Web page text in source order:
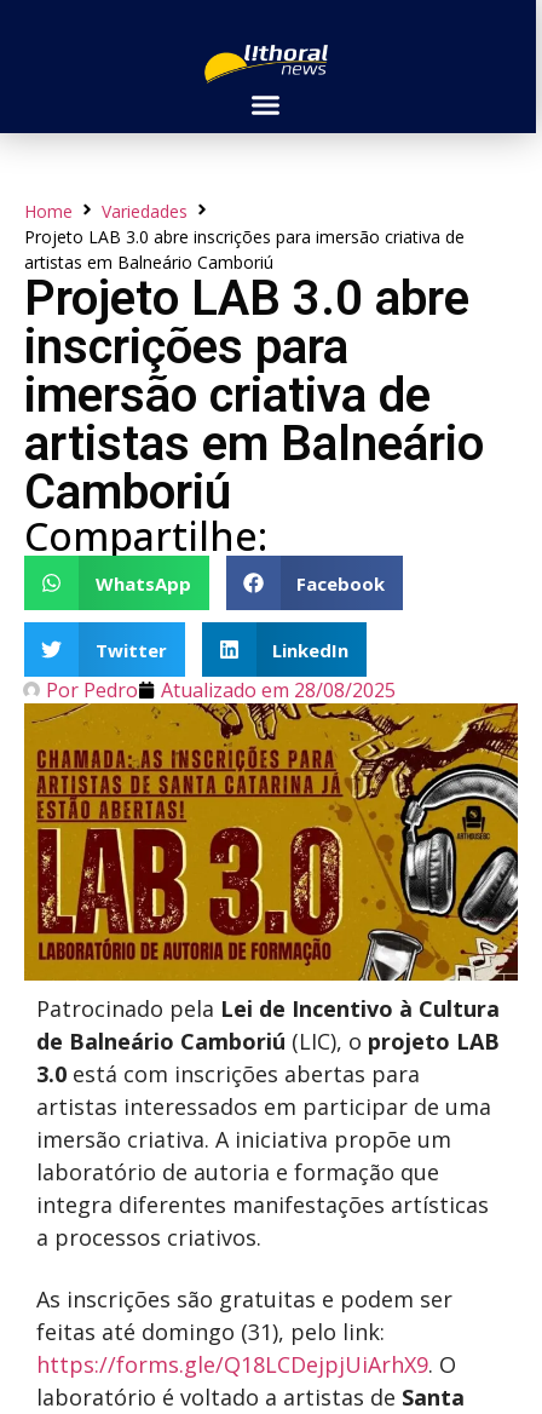
Home
Variedades
Projeto LAB 3.0 abre inscrições para imersão criativa de
artistas em Balneário Camboriú
Projeto LAB 3.0 abre
inscrições para
imersão criativa de
artistas em Balneário
Camboriú
Compartilhe:
WhatsApp Facebook
Twitter LinkedIn
Por Pedro Atualizado em 28/08/2025
Patrocinado pela Lei de Incentivo à Cultura
de Balneário Camboriú (LIC), o projeto LAB
3.0 está com inscrições abertas para
artistas interessados em participar de uma
imersão criativa. A iniciativa propõe um
laboratório de autoria e formação que
integra diferentes manifestações artísticas
a processos criativos.
As inscrições são gratuitas e podem ser
feitas até domingo (31), pelo link:
https://forms.gle/Q18LCDejpjUiArhX9. O
laboratório é voltado a artistas de Santa